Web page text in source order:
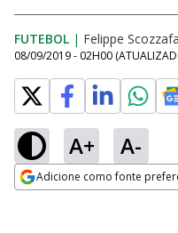
FUTEBOL | Felippe
08/09/2019 - 02H00
A+ A-
Adicione como fonte